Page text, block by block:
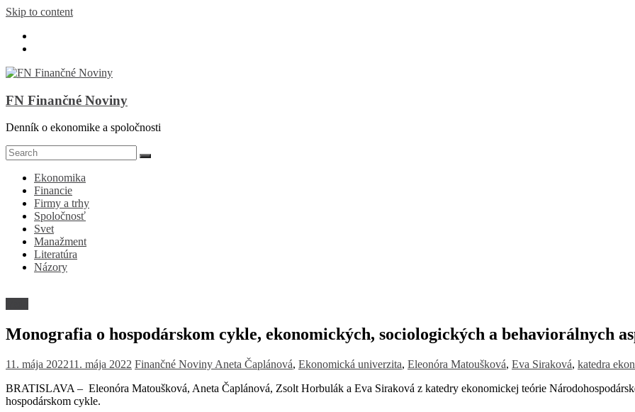
Skip to content
FN Finančné Noviny
Denník o ekonomike a spoločnosti
Ekonomika
Financie
Firmy a trhy
Spoločnosť
Svet
Manažment
Literatúra
Názory
Monografia o hospodárskom cykle, ekonomických, sociologických a behaviorálnych
11. mája 202211. mája 2022 Finančné Noviny Aneta Čaplánová, Ekonomická univerzita, Eleonóra Matoušková, Eva Siraková, katedra
BRATISLAVA – Eleonóra Matoušková, Aneta Čaplánová, Zsolt Horbulák a Eva Siraková z katedry ekonomickej teórie
hospodárskom cykle.